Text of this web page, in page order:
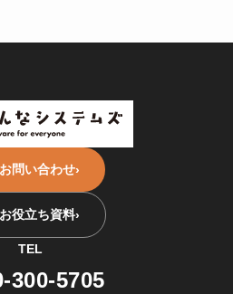
問い合わせ›
お役立ち資料›
TEL
300-5705